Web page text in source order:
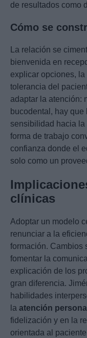
de resultados como
Cómo se
La relación se
bienvenida en
explicar opciones,
tolerancia del
adaptar la atención:
bucodental, hay que
sensibilidad hacia
forma de trabajo
confianza donde el
solo como un
clínicas
Adoptar un modelo
renunciar a la
formación. Cambios
fomentar la
explicación de los
gran diferencia.
habilidades
la atención
fidelización y en la
orientada al